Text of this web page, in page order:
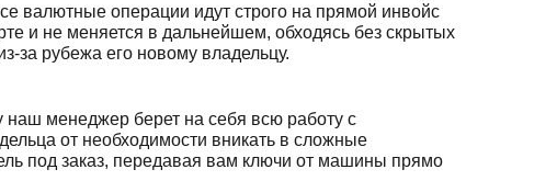
валютные операции идут строго на прямой инвойс
и не меняется в дальнейшем, обходясь без скрытых
за рубежа его новому владельцу.
наш менеджер берет на себя всю работу с
от необходимости вникать в сложные
под заказ, передавая вам ключи от машины прямо